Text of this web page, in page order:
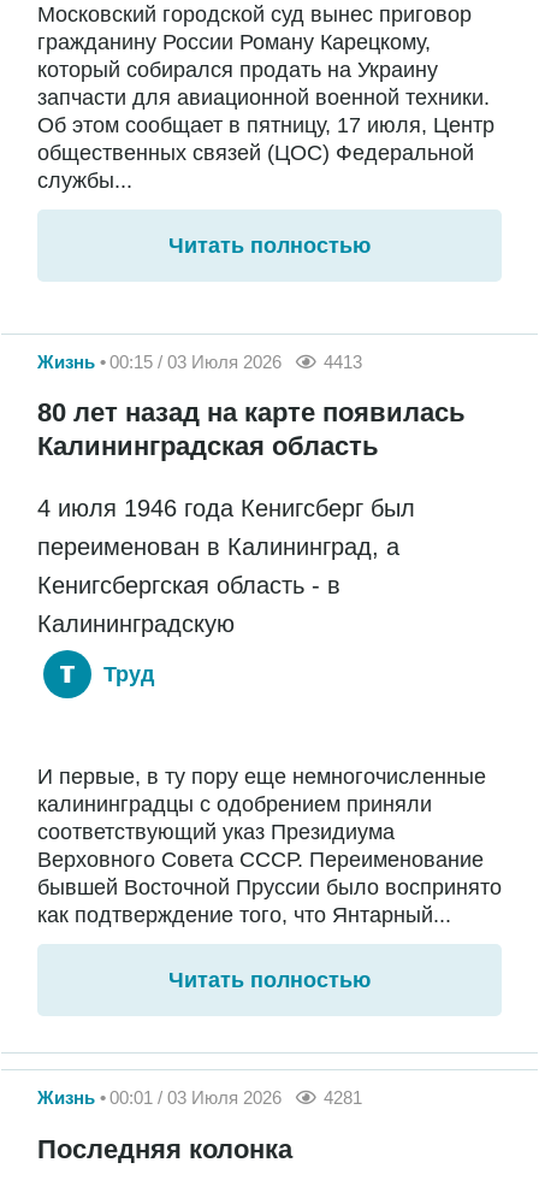
Московский городской суд вынес приговор
гражданину России Роману Карецкому,
который собирался продать на Украину
запчасти для авиационной военной техники.
Об этом сообщает в пятницу, 17 июля, Центр
общественных связей (ЦОС) Федеральной
службы...
Читать полностью
Жизнь 00:15 / 03 Июля 2026 4413
80 лет назад на карте появилась
Калининградская область
4 июля 1946 года Кенигсберг был
переименован в Калининград, а
Кенигсбергская область - в
Калининградскую
Труд
И первые, в ту пору еще немногочисленные
калининградцы с одобрением приняли
соответствующий указ Президиума
Верховного Совета СССР. Переименование
бывшей Восточной Пруссии было воспринято
как подтверждение того, что Янтарный...
Читать полностью
Жизнь 00:01 / 03 Июля 2026 4281
Последняя колонка